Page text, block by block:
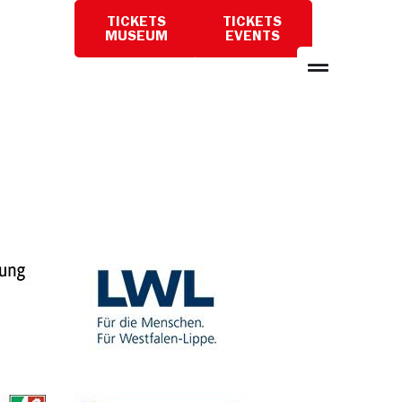
TICKETS
MUSEUM
TICKETS
EVENTS